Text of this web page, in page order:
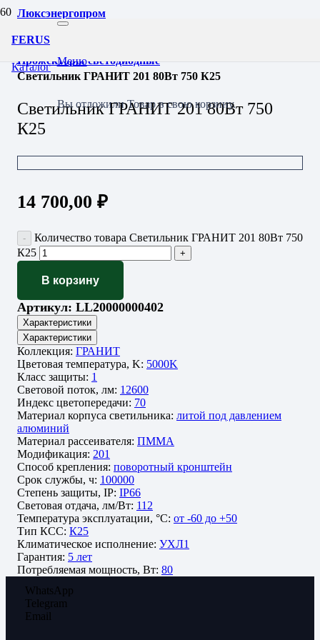
FERUS
Меню
Вы отложилиТоварв свою корзину.
Каталог
Люксэнергопром
Светодиодное освещение
Промышленное освещение
Прожекторы светодиодные
Светильник ГРАНИТ 201 80Вт 750 К25
Светильник ГРАНИТ 201 80Вт 750
К25
14 700,00 ₽
Количество товара Светильник ГРАНИТ 201 80Вт 750
К25
В корзину
Артикул: LL20000000402
Характеристики
Характеристики
Коллекция: ГРАНИТ
Цветовая температура, K: 5000K
Класс защиты: 1
Световой поток, лм: 12600
Индекс цветопередачи: 70
Материал корпуса светильника: литой под давлением
алюминий
Материал рассеивателя: ПММА
Модификация: 201
Способ крепления: поворотный кронштейн
Срок службы, ч: 100000
Степень защиты, IP: IP66
Световая отдача, лм/Вт: 112
Температура эксплуатации, °C: от -60 до +50
Тип КСС: К25
Климатическое исполнение: УХЛ1
Гарантия: 5 лет
Потребляемая мощность, Вт: 80
WhatsApp
Telegram
Email